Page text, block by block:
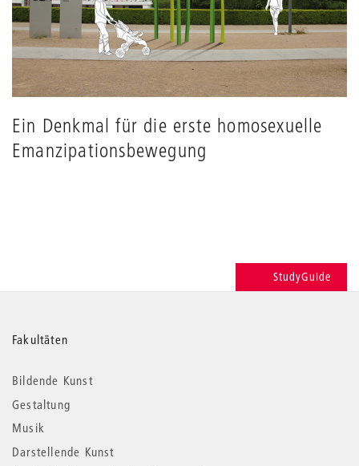
Ein Denkmal für die erste homosexuelle
Emanzipationsbewegung
StudyGuide
Weitere
Informationen
Fakultäten
Bildende Kunst
Gestaltung
Musik
Darstellende Kunst